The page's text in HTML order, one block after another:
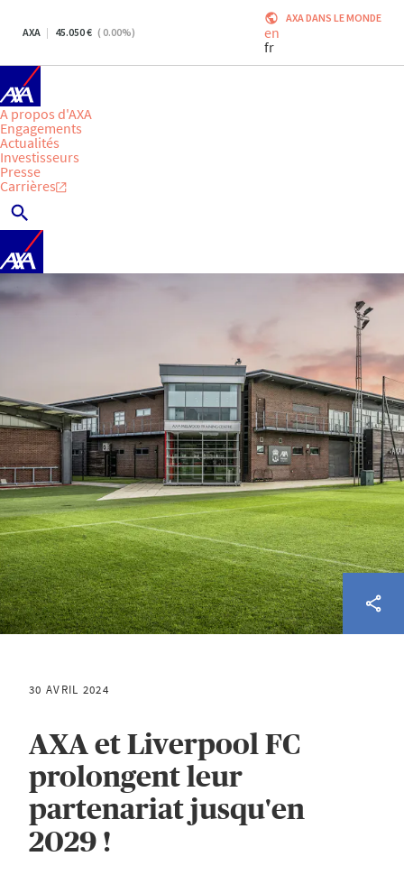
AXA 45.050 ( 0.00%)
AXA DANS LE MONDE
en
fr
A propos d'AXA
Engagements
Actualités
Investisseurs
Presse
Carrières
30 AVRIL 2024
AXA et Liverpool FC
prolongent leur
partenariat jusqu'en
2029 !